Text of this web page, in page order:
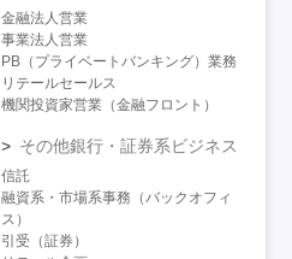
金融法人営業
事業法人営業
PB（プライベートバンキング）業務
リテールセールス
機関投資家営業（金融フロント）
その他銀行・証券系ビジネス
信託
融資系・市場系事務（バックオフィ
ス）
引受（証券）